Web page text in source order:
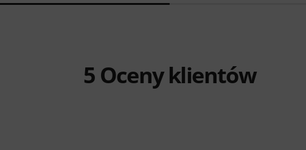
5 Oceny klientów